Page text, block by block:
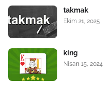
takmak
Ekim 21, 2025
king
Nisan 15, 2024